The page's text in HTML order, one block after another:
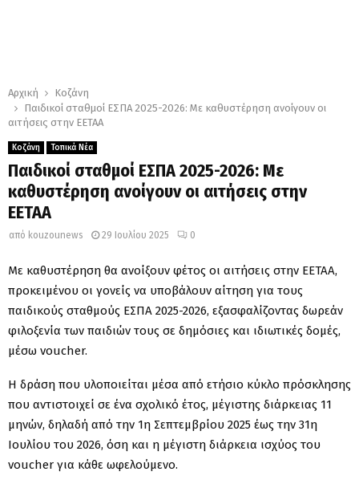
Αρχική
Κοζάνη
Παιδικοί σταθμοί ΕΣΠΑ 2025-2026: Με καθυστέρηση ανοίγουν οι
αιτήσεις στην ΕΕΤΑΑ
Κοζάνη Τοπικά Νέα
Παιδικοί σταθμοί ΕΣΠΑ 2025-2026: Με
καθυστέρηση ανοίγουν οι αιτήσεις στην
ΕΕΤΑΑ
από kouzounews 29 Ιουλίου 2025 0
Με καθυστέρηση θα ανοίξουν φέτος οι αιτήσεις στην ΕΕΤΑΑ,
προκειμένου οι γονείς να υποβάλουν αίτηση για τους
παιδικούς σταθμούς ΕΣΠΑ 2025-2026, εξασφαλίζοντας δωρεάν
φιλοξενία των παιδιών τους σε δημόσιες και ιδιωτικές δομές,
μέσω voucher.
Η δράση που υλοποιείται μέσα από ετήσιο κύκλο πρόσκλησης
που αντιστοιχεί σε ένα σχολικό έτος, μέγιστης διάρκειας 11
μηνών, δηλαδή από την 1η Σεπτεμβρίου 2025 έως την 31η
Ιουλίου του 2026, όση και η μέγιστη διάρκεια ισχύος του
voucher για κάθε ωφελούμενο.